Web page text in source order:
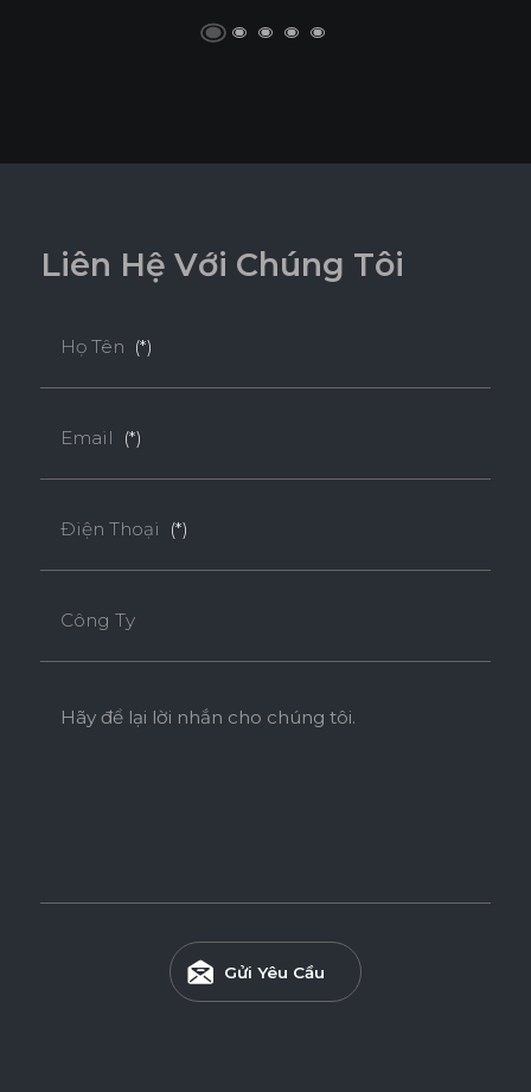
Liên Hệ Với Chúng Tôi
Họ Tên (*)
Email (*)
Điện Thoại (*)
Công Ty
Hãy để lại lời nhắn cho chúng tôi.
Gửi Yêu Cầu